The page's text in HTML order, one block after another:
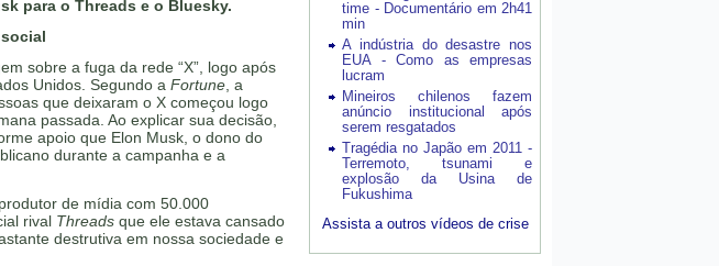
para o Threads e o Bluesky.
sobre a fuga da rede “X”, logo após
Unidos. Segundo a Fortune , a
que deixaram o X começou logo
passada. Ao explicar sua decisão,
apoio que Elon Musk, o dono do
durante a campanha e a
de mídia com 50.000
rival Threads que ele estava cansado
destrutiva em nossa sociedade e
time - Documentário em 2h41
min
A indústria do desastre nos
EUA - Como as empresas
lucram
Mineiros chilenos fazem
anúncio institucional após
serem resgatados
Tragédia no Japão em 2011 -
Terremoto, tsunami e
explosão da Usina de
Fukushima
Assista a outros vídeos de crise